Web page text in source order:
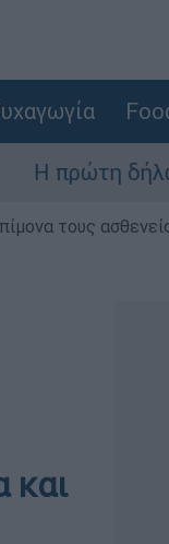
δήλωση της
τους
και